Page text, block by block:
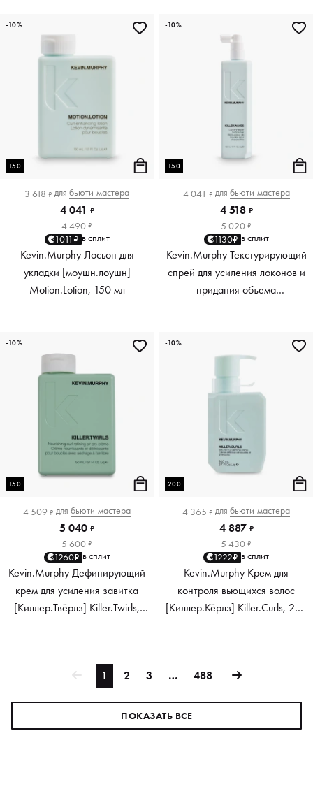
150
3 618 ₽ для бьюти-мастера
4 041 ₽
4 490 ₽
1011₽ в сплит
Kevin.Murphy Лосьон для
укладки [моушн.лоушн]
Motion.Lotion, 150 мл
-10%
150
4 041 ₽ для бьюти-мастера
4 518 ₽
5 020 ₽
1130₽ в сплит
Kevin.Murphy Текстурирующий
спрей для усиления локонов и
придания объема
-10%
150
4 509 ₽ для бьюти-мастера
5 040 ₽
5 600 ₽
1260₽ в сплит
Kevin.Murphy Дефинирующий
крем для усиления завитка
[Киллер.Твёрлз] Killer.Twirls,
-10%
200
4 365 ₽ для бьюти-мастера
4 887 ₽
5 430 ₽
1222₽ в сплит
Kevin.Murphy Крем для
контроля вьющихся волос
[Киллер.Кёрлз] Killer.Curls, 200
-10%
1 2 3 … 488
ПОКАЗАТЬ ВСЕ